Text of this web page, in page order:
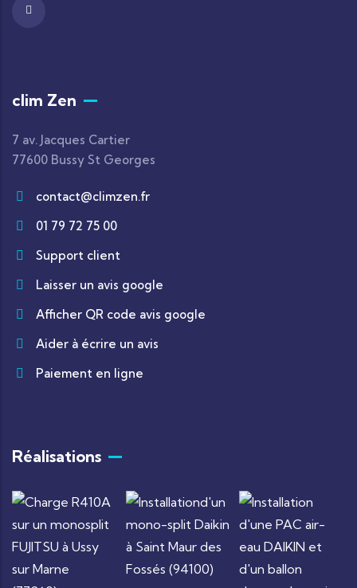
clim Zen
7 av. Jacques Cartier
77600 Bussy St Georges
contact@climzen.fr
01 79 72 75 00
Support client
Laisser un avis google
Afficher QR code avis google
Aider à écrire un avis
Paiement en ligne
Réalisations